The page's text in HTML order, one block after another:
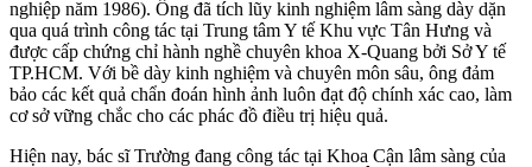
nghiệp năm 1986). Ông đã tích lũy kinh nghiệm lâm sàng dày dặn
qua quá trình công tác tại Trung tâm Y tế Khu vực Tân Hưng và
được cấp chứng chỉ hành nghề chuyên khoa X-Quang bởi Sở Y tế
TP.HCM. Với bề dày kinh nghiệm và chuyên môn sâu, ông đảm
bảo các kết quả chẩn đoán hình ảnh luôn đạt độ chính xác cao, làm
cơ sở vững chắc cho các phác đồ điều trị hiệu quả.
Hiện nay, bác sĩ Trường đang công tác tại Khoa Cận lâm sàng của